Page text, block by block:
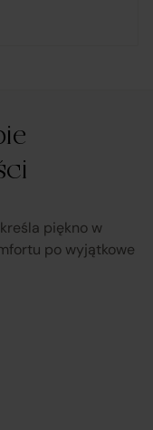
piękno w
po wyjątkowe
w języku polskim;
od
sprzedaży
oraz dokonuje